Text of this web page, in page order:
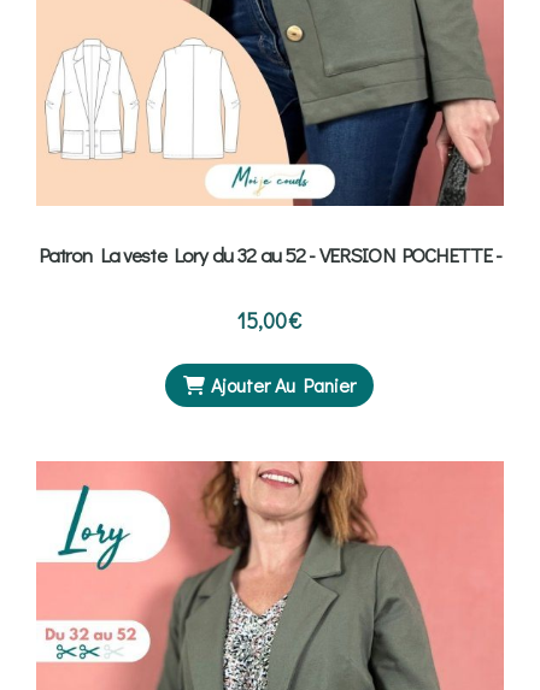
Patron La veste Lory du 32 au 52 - VERSION POCHETTE -
15,00€
Ajouter Au Panier